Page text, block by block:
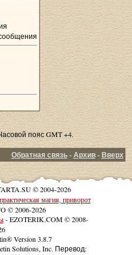
пояс GMT +4.
Обратная связь-Архив-Вверх
© 2004-2026
магия, приворот
© 2006-2026
- EZOTERIK.COM © 2008-
Version 3.8.7
Solutions, Inc. Перевод: